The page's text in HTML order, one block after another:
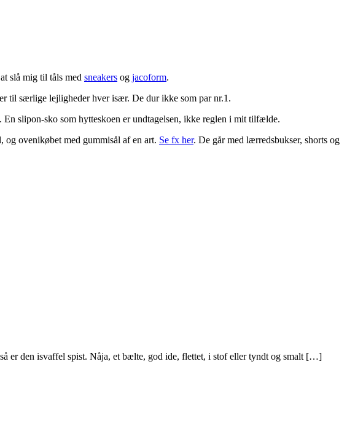
slå mig til tåls med sneakers og jacoform.
til særlige lejligheder hver især. De dur ikke som par nr.1.
slipon-sko som hytteskoen er undtagelsen, ikke reglen i mit tilfælde.
ovenikøbet med gummisål af en art. Se fx her. De går med lærredsbukser, shorts og
er den isvaffel spist. Nåja, et bælte, god ide, flettet, i stof eller tyndt og smalt […]